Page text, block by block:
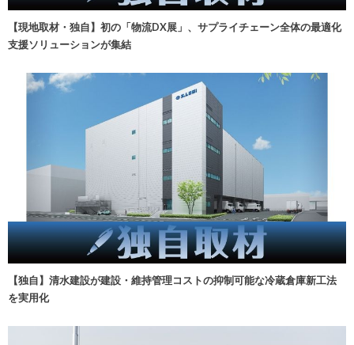
【現地取材・独自】初の「物流DX展」、サプライチェーン全体の最適化
支援ソリューションが集結
【独自】清水建設が建設・維持管理コストの抑制可能な冷蔵倉庫新工法
を実用化